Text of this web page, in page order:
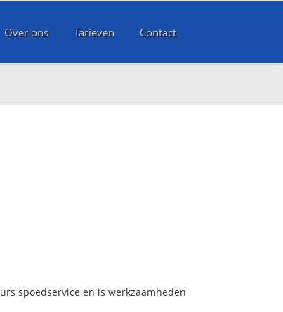
Over ons Tarieven Contact
spoedservice en is werkzaamheden